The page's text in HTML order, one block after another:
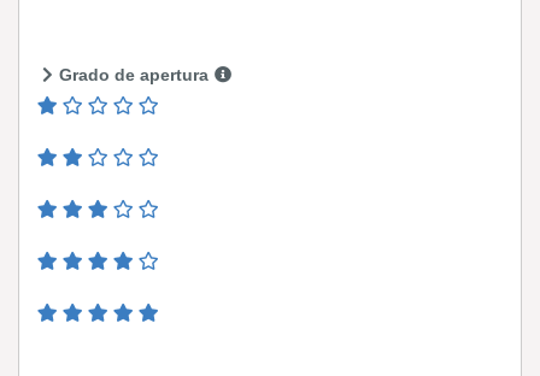
Grado de apertura